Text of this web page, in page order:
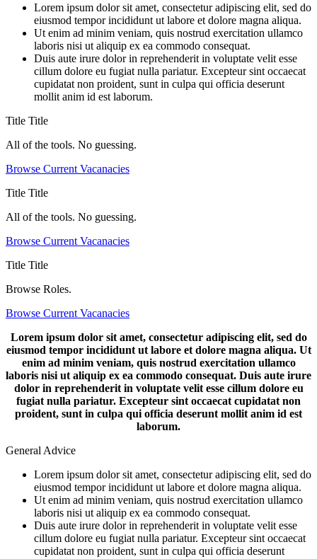
Lorem ipsum dolor sit amet, consectetur adipiscing elit, sed do
eiusmod tempor incididunt ut labore et dolore magna aliqua.
Ut enim ad minim veniam, quis nostrud exercitation ullamco
laboris nisi ut aliquip ex ea commodo consequat.
Duis aute irure dolor in reprehenderit in voluptate velit esse
cillum dolore eu fugiat nulla pariatur. Excepteur sint occaecat
cupidatat non proident, sunt in culpa qui officia deserunt
mollit anim id est laborum.
Title Title
All of the tools. No guessing.
Browse Current Vacanacies
Title Title
All of the tools. No guessing.
Browse Current Vacanacies
Title Title
Browse Roles.
Browse Current Vacanacies
Lorem ipsum dolor sit amet, consectetur adipiscing elit, sed do
eiusmod tempor incididunt ut labore et dolore magna aliqua. Ut
enim ad minim veniam, quis nostrud exercitation ullamco
laboris nisi ut aliquip ex ea commodo consequat. Duis aute irure
dolor in reprehenderit in voluptate velit esse cillum dolore eu
fugiat nulla pariatur. Excepteur sint occaecat cupidatat non
proident, sunt in culpa qui officia deserunt mollit anim id est
laborum.
General Advice
Lorem ipsum dolor sit amet, consectetur adipiscing elit, sed do
eiusmod tempor incididunt ut labore et dolore magna aliqua.
Ut enim ad minim veniam, quis nostrud exercitation ullamco
laboris nisi ut aliquip ex ea commodo consequat.
Duis aute irure dolor in reprehenderit in voluptate velit esse
cillum dolore eu fugiat nulla pariatur. Excepteur sint occaecat
cupidatat non proident, sunt in culpa qui officia deserunt